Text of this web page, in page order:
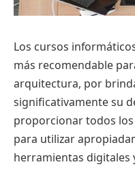
Los cursos
más recomendable
arquitectura, por
significativamente su
proporcionar todos
para utilizar
herramientas digitales